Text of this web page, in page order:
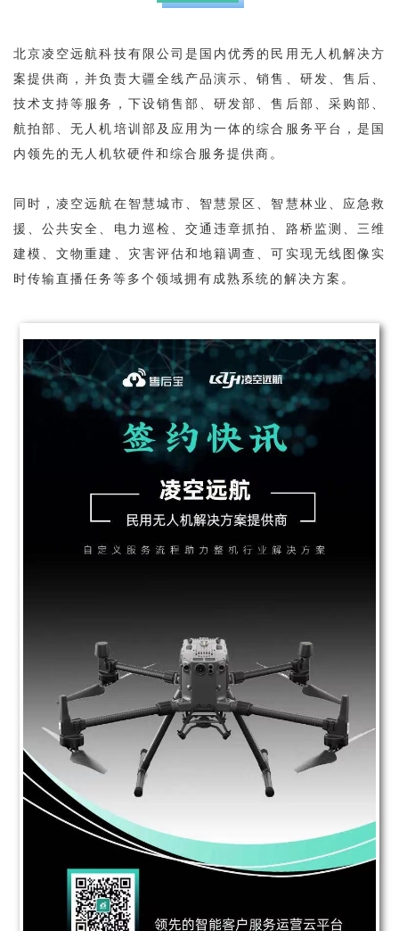
北京凌空远航科技有限公司是国内优秀的民用无人机解决方
案提供商，并负责大疆全线产品演示、销售、研发、售后、
技术支持等服务，下设销售部、研发部、售后部、采购部、
航拍部、无人机培训部及应用为一体的综合服务平台，是国
内领先的无人机软硬件和综合服务提供商。
同时，凌空远航在智慧城市、智慧景区、智慧林业、应急救
援、公共安全、电力巡检、交通违章抓拍、路桥监测、三维
建模、文物重建、灾害评估和地籍调查、可实现无线图像实
时传输直播任务等多个领域拥有成熟系统的解决方案。